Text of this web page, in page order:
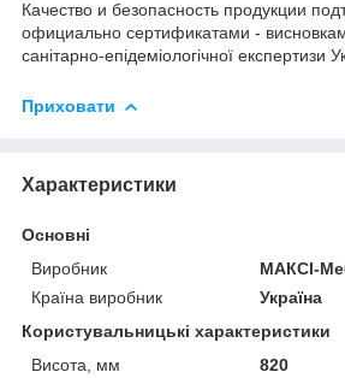
Качество и безопасность продукции
официально сертификатами -
санітарно-епідеміологічної експертизи
Приховати
Характеристики
Основні
Виробник
МАКСІ-
Країна виробник
Україна
Користувальницькі характеристики
Висота, мм
820